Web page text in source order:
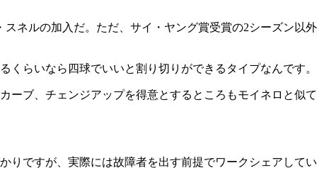
ネルの加入だ。ただ、サイ・ヤング賞受賞の2シーズン以外
らいなら四球でいいと割り切りができるタイプなんです。
ーブ、チェンジアップを得意とするところもモイネロと似て
りですが、実際には故障者を出す前提でワークシェアしてい